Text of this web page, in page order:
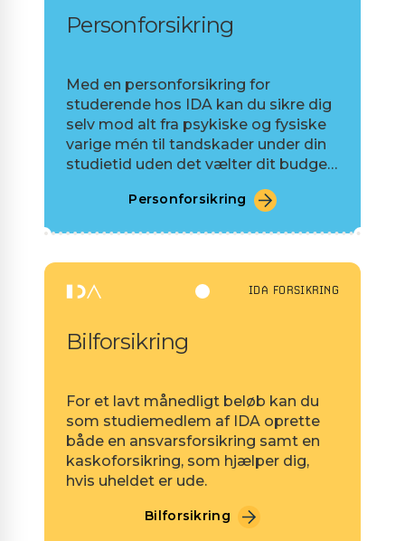
Personforsikring
Med en personforsikring for
studerende hos IDA kan du sikre dig
selv mod alt fra psykiske og fysiske
varige mén til tandskader under din
studietid uden det vælter dit budget
Personforsikring
IDA FORSIKRING
Bilforsikring
For et lavt månedligt beløb kan du
som studiemedlem af IDA oprette
både en ansvarsforsikring samt en
kaskoforsikring, som hjælper dig,
hvis uheldet er ude.
Bilforsikring